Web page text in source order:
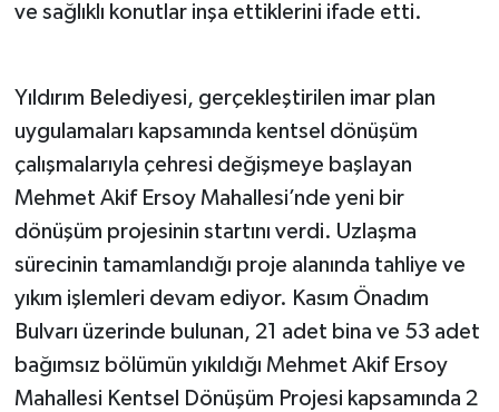
ve sağlıklı konutlar inşa ettiklerini ifade etti.
Yıldırım Belediyesi, gerçekleştirilen imar plan
uygulamaları kapsamında kentsel dönüşüm
çalışmalarıyla çehresi değişmeye başlayan
Mehmet Akif Ersoy Mahallesi’nde yeni bir
dönüşüm projesinin startını verdi. Uzlaşma
sürecinin tamamlandığı proje alanında tahliye ve
yıkım işlemleri devam ediyor. Kasım Önadım
Bulvarı üzerinde bulunan, 21 adet bina ve 53 adet
bağımsız bölümün yıkıldığı Mehmet Akif Ersoy
Mahallesi Kentsel Dönüşüm Projesi kapsamında 2